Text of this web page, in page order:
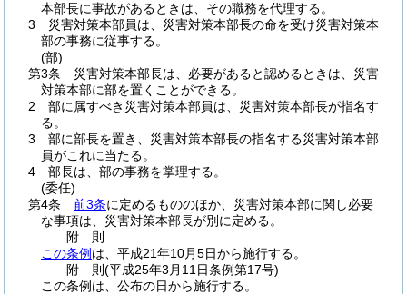
本部長に事故があるときは、その職務を代理する。
3
災害対策本部員は、災害対策本部長の命を受け災害対策本
部の事務に従事する。
(部)
第3条
災害対策本部長は、必要があると認めるときは、災害
対策本部に部を置くことができる。
2
部に属すべき災害対策本部員は、災害対策本部長が指名す
る。
3
部に部長を置き、災害対策本部長の指名する災害対策本部
員がこれに当たる。
4
部長は、部の事務を掌理する。
(委任)
第4条
前3条に定めるもののほか、災害対策本部に関し必要
な事項は、災害対策本部長が別に定める。
附 則
この条例 は、平成21年10月5日から施行する。
附 則(平成25年3月11日条例第17号)
この条例は、公布の日から施行する。